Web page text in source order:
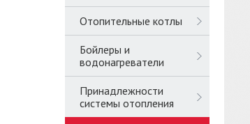
Отопительные котлы
Бойлеры и
водонагреватели
Принадлежности
системы отопления